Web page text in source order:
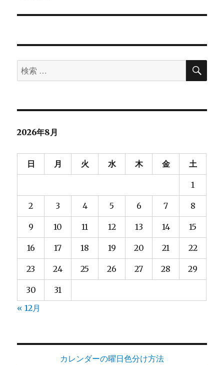
検
索
象:
検
2026年8月
日 月 火 水 木 金 土
1
2 3 4 5 6 7 8
9 10 11 12 13 14 15
16 17 18 19 20 21 22
23 24 25 26 27 28 29
30
31
« 12月
カレンダーの曜日色分け方法